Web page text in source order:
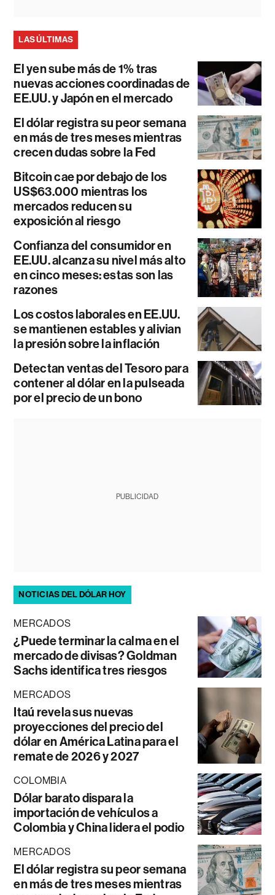
LAS ÚLTIMAS
El yen sube más de 1% tras
nuevas acciones coordinadas de
EE.UU. y Japón en el mercado
El dólar registra su peor semana
en más de tres meses mientras
crecen dudas sobre la Fed
Bitcoin cae por debajo de los
US$63.000 mientras los
mercados reducen su
exposición al riesgo
Confianza del consumidor en
EE.UU. alcanza su nivel más alto
en cinco meses: estas son las
razones
Los costos laborales en EE.UU.
se mantienen estables y alivian
la presión sobre la inflación
Detectan ventas del Tesoro para
contener al dólar en la pulseada
por el precio de un bono
PUBLICIDAD
NOTICIAS DEL DÓLAR HOY
MERCADOS
¿Puede terminar la calma en el
mercado de divisas? Goldman
Sachs identifica tres riesgos
MERCADOS
Itaú revela sus nuevas
proyecciones del precio del
dólar en América Latina para el
remate de 2026 y 2027
COLOMBIA
Dólar barato dispara la
importación de vehículos a
Colombia y China lidera el podio
MERCADOS
El dólar registra su peor semana
en más de tres meses mientras